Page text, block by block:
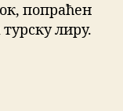
попраћен
лиру.